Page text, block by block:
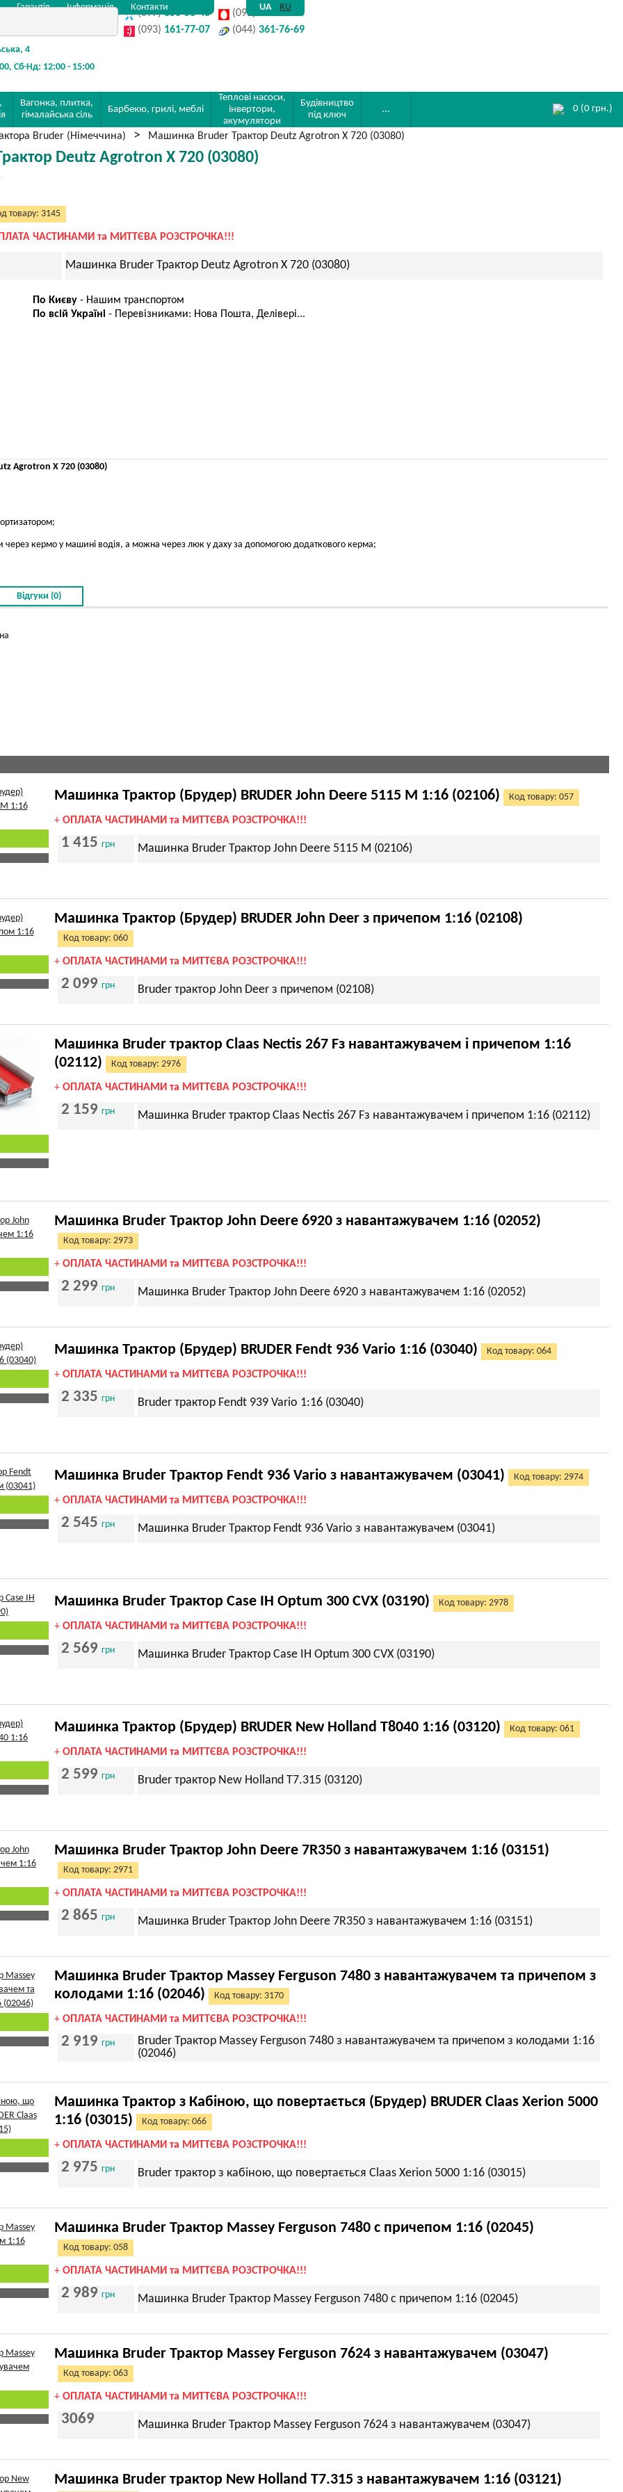
Гарантія Інформація Контакти UA RU
4
Сб-Нд: 12:00 - 15:00
(097)350-58-48 (095)
142-32-80
(093) 161-77-07 (044) 361-76-69
Вагонка, плитка,
гімалайська сіль
Барбекю, грилі, меблі
Теплові насоси,
інвертори,
акумулятори
Будівництво
під ключ
... 0 (0 грн.)
Bruder (Німеччина) Машинка Bruder Трактор Deutz Agrotron X 720 (03080)
Deutz Agrotron X 720 (03080)
товару: 3145
ЧАСТИНАМИ та МИТТЄВА РОЗСТРОЧКА!!!
Машинка Bruder Трактор Deutz Agrotron X 720 (03080)
По Києву - Нашим транспортом
По всій Україні - Перевізниками: Нова Пошта, Делівері...
Agrotron X 720 (03080)
через кермо у машині водія, а можна через люк у даху за допомогою додаткового керма;
Відгуки (0)
Машинка Трактор (Брудер) BRUDER John Deere 5115 M 1:16 (02106) Код товару: 057
+ ОПЛАТА ЧАСТИНАМИ та МИТТЄВА РОЗСТРОЧКА!!!
1 415 грн Машинка Bruder Трактор John Deere 5115 M (02106)
Машинка Трактор (Брудер) BRUDER John Deer з причепом 1:16 (02108)
Код товару: 060
+ ОПЛАТА ЧАСТИНАМИ та МИТТЄВА РОЗСТРОЧКА!!!
2 099 грн Bruder трактор John Deer з причепом (02108)
Машинка Bruder трактор Claas Nectis 267 Fз навантажувачем і причепом 1:16
(02112)
Код товару: 2976
+ ОПЛАТА ЧАСТИНАМИ та МИТТЄВА РОЗСТРОЧКА!!!
2 159 грн Машинка Bruder трактор Claas Nectis 267 Fз навантажувачем і причепом 1:16 (02112)
Машинка Bruder Трактор John Deere 6920 з навантажувачем 1:16 (02052)
Код товару: 2973
+ ОПЛАТА ЧАСТИНАМИ та МИТТЄВА РОЗСТРОЧКА!!!
2 299 грн Машинка Bruder Трактор John Deere 6920 з навантажувачем 1:16 (02052)
Машинка Трактор (Брудер) BRUDER Fendt 936 Vario 1:16 (03040) Код товару: 064
+ ОПЛАТА ЧАСТИНАМИ та МИТТЄВА РОЗСТРОЧКА!!!
2 335 грн Bruder трактор Fendt 939 Vario 1:16 (03040)
Машинка Bruder Трактор Fendt 936 Vario з навантажувачем (03041) Код товару: 2974
+ ОПЛАТА ЧАСТИНАМИ та МИТТЄВА РОЗСТРОЧКА!!!
2 545 грн Машинка Bruder Трактор Fendt 936 Vario з навантажувачем (03041)
Машинка Bruder Трактор Case IH Optum 300 CVX (03190) Код товару: 2978
+ ОПЛАТА ЧАСТИНАМИ та МИТТЄВА РОЗСТРОЧКА!!!
2 569 грн Машинка Bruder Трактор Case IH Optum 300 CVX (03190)
Машинка Трактор (Брудер) BRUDER New Holland T8040 1:16 (03120) Код товару: 061
+ ОПЛАТА ЧАСТИНАМИ та МИТТЄВА РОЗСТРОЧКА!!!
2 599 грн Bruder трактор New Holland T7.315 (03120)
Машинка Bruder Трактор John Deere 7R350 з навантажувачем 1:16 (03151)
Код товару: 2971
+ ОПЛАТА ЧАСТИНАМИ та МИТТЄВА РОЗСТРОЧКА!!!
2 865 грн Машинка Bruder Трактор John Deere 7R350 з навантажувачем 1:16 (03151)
Машинка Bruder Трактор Massey Ferguson 7480 з навантажувачем та причепом з
колодами 1:16 (02046)
Код товару: 3170
+ ОПЛАТА ЧАСТИНАМИ та МИТТЄВА РОЗСТРОЧКА!!!
2 919 грн
Bruder Трактор Massey Ferguson 7480 з навантажувачем та причепом з колодами 1:16
(02046)
Машинка Трактор з Кабіною, що повертається (Брудер) BRUDER Claas Xerion 5000
1:16 (03015)
Код товару: 066
+ ОПЛАТА ЧАСТИНАМИ та МИТТЄВА РОЗСТРОЧКА!!!
2 975 грн Bruder трактор з кабіною, що повертається Claas Xerion 5000 1:16 (03015)
Машинка Bruder Трактор Massey Ferguson 7480 c причепом 1:16 (02045)
Код товару: 058
+ ОПЛАТА ЧАСТИНАМИ та МИТТЄВА РОЗСТРОЧКА!!!
2 989 грн Машинка Bruder Трактор Massey Ferguson 7480 c причепом 1:16 (02045)
Машинка Bruder Трактор Massey Ferguson 7624 з навантажувачем (03047)
Код товару: 063
+ ОПЛАТА ЧАСТИНАМИ та МИТТЄВА РОЗСТРОЧКА!!!
3069 Машинка Bruder Трактор Massey Ferguson 7624 з навантажувачем (03047)
Машинка Bruder трактор New Holland T7.315 з навантажувачем 1:16 (03121)